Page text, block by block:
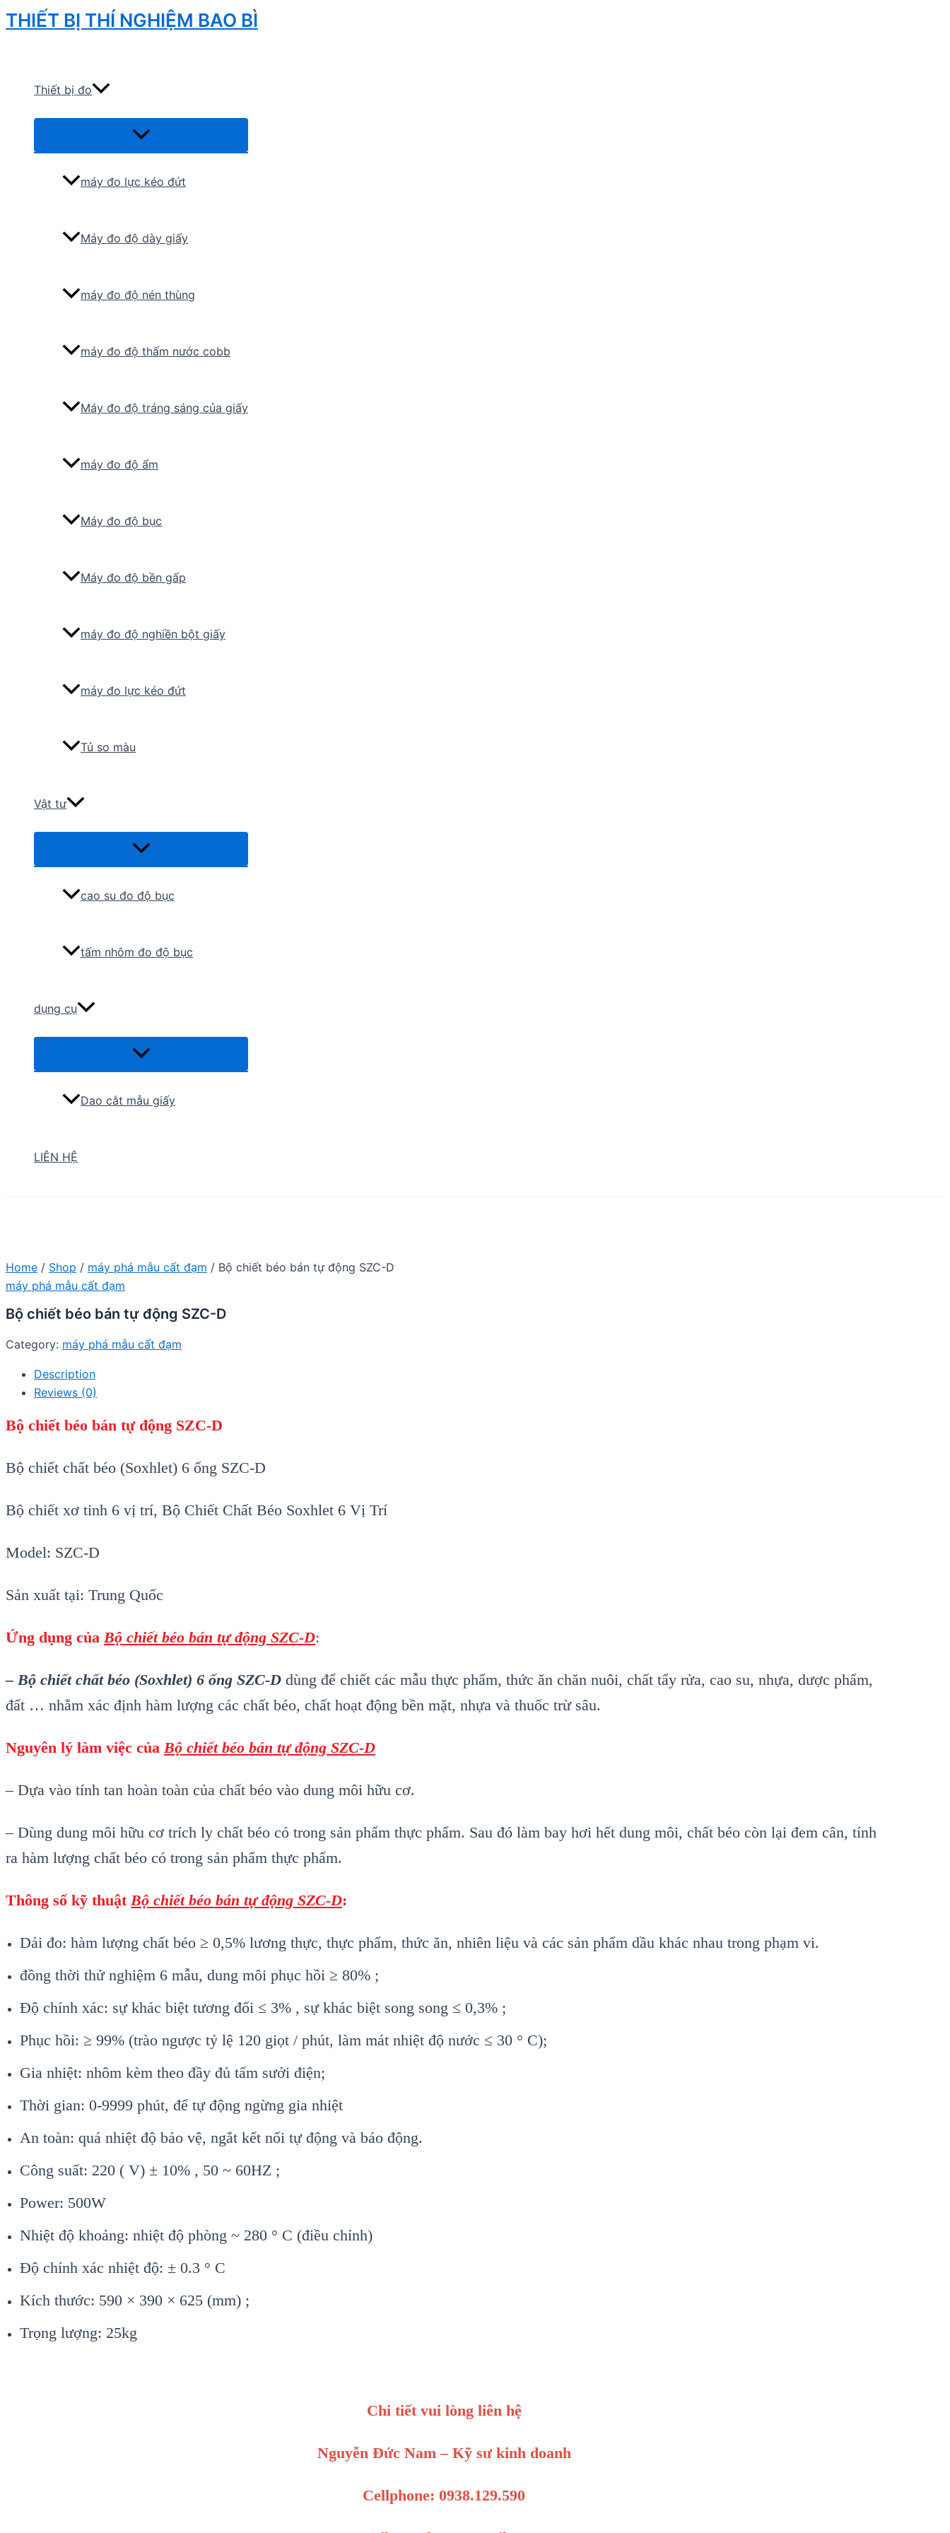
Skip
to
THIẾT BỊ THÍ NGHIỆM BAO BÌ
Thiết bị đo
Menu
máy đo lực kéo đứt
Máy đo độ dày giấy
máy đo độ nén thùng
máy đo độ thấm nước cobb
Máy đo độ tráng sáng của giấy
máy đo độ ẩm
Máy đo độ bục
Máy đo độ bền gấp
máy đo độ nghiền bột giấy
máy đo lực kéo đứt
Tủ so màu
Vật tư
Menu
cao su đo độ bục
tấm nhôm đo độ bục
dụng cụ
Menu
Dao cắt mẫu giấy
LIÊN HỆ
Home / Shop / máy phá mẫu cất đạm / Bộ chiết béo bán tự động SZC-D
máy phá mẫu cất đạm
Bộ chiết béo bán tự động SZC-D
Category: máy phá mẫu cất đạm
Description
Reviews (0)
Bộ chiết béo bán tự động SZC-D
Bộ chiết chất béo (Soxhlet) 6 ống SZC-D
Bộ chiết xơ tinh 6 vị trí, Bộ Chiết Chất Béo Soxhlet 6 Vị Trí
Model: SZC-D
Sản xuất tại: Trung Quốc
Ứng dụng củaBộ chiết béo bán tự động SZC-D:
– Bộ chiết chất béo (Soxhlet) 6 ống SZC-D dùng để chiết các mẫu thực phẩm, thức ăn chăn nuôi, chất tẩy rửa, cao su, nhựa, dược phẩm,
đất … nhằm xác định hàm lượng các chất béo, chất hoạt động bền mặt, nhựa và thuốc trừ sâu.
Nguyên lý làm việc củaBộ chiết béo bán tự động SZC-D
– Dựa vào tính tan hoàn toàn của chất béo vào dung môi hữu cơ.
– Dùng dung môi hữu cơ trích ly chất béo có trong sản phẩm thực phẩm. Sau đó làm bay hơi hết dung môi, chất béo còn lại đem cân, tính
ra hàm lượng chất béo có trong sản phẩm thực phẩm.
Thông số kỹ thuậtBộ chiết béo bán tự động SZC-D:
Dải đo: hàm lượng chất béo ≥ 0,5% lương thực, thực phẩm, thức ăn, nhiên liệu và các sản phẩm dầu khác nhau trong phạm vi.
đồng thời thử nghiệm 6 mẫu, dung môi phục hồi ≥ 80% ;
Độ chính xác: sự khác biệt tương đối ≤ 3% , sự khác biệt song song ≤ 0,3% ;
Phục hồi: ≥ 99% (trào ngược tỷ lệ 120 giọt / phút, làm mát nhiệt độ nước ≤ 30 ° C);
Gia nhiệt: nhôm kèm theo đầy đủ tấm sưởi điện;
Thời gian: 0-9999 phút, để tự động ngừng gia nhiệt
An toàn: quá nhiệt độ bảo vệ, ngắt kết nối tự động và báo động.
Công suất: 220 ( V) ± 10% , 50 ~ 60HZ ;
Power: 500W
Nhiệt độ khoảng: nhiệt độ phòng ~ 280 ° C (điều chỉnh)
Độ chính xác nhiệt độ: ± 0.3 ° C
Kích thước: 590 × 390 × 625 (mm) ;
Trọng lượng: 25kg
Chi tiết vui lòng liên hệ
Nguyễn Đức Nam – Kỹ sư kinh doanh
Cellphone: 0938.129.590